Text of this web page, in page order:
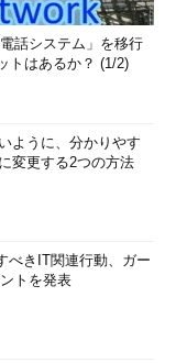
話システム」を移行
トはあるか？ (1/2)
ように、分かりやす
変更する2つの方法
べきIT関連行動、ガー
トを発表